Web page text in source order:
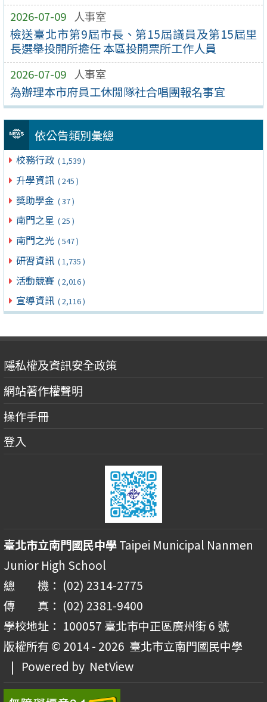
2026-07-09 人事室
檢送臺北市第9屆市長、第15屆議員及第15屆里
長選舉投開所擔任 本區投開票所工作人員
2026-07-09 人事室
為辦理本市府員工休閒隊社合唱團報名事宜
依公告類別彙總
校務行政 ( 1,539 )
升學資訊 ( 245 )
獎助學金 ( 37 )
南門之星 ( 25 )
南門之光 ( 547 )
研習資訊 ( 1,735 )
活動競賽 ( 2,016 )
宣導資訊 ( 2,116 )
隱私權及資訊安全政策
網站著作權聲明
操作手冊
登入
臺北市立南門國民中學Taipei Municipal Nanmen
Junior High School
總 機： (02) 2314-2775
傳 真： (02) 2381-9400
學校地址： 100057 臺北市中正區廣州街 6 號
版權所有 © 2014 - 2026 臺北市立南門國民中學
| Powered by NetView